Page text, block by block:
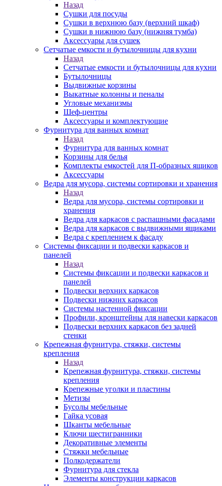
Назад
Сушки для посуды
Сушки в верхнюю базу (верхний шкаф)
Сушки в нижнюю базу (нижняя тумба)
Аксессуары для сушек
Сетчатые емкости и бутылочницы для кухни
Назад
Сетчатые емкости и бутылочницы для кухни
Бутылочницы
Выдвижные корзины
Выкатные колонны и пеналы
Угловые механизмы
Шеф-центры
Аксессуары и комплектующие
Фурнитура для ванных комнат
Назад
Фурнитура для ванных комнат
Корзины для белья
Комплекты емкостей для П-образных ящиков
Аксессуары
Ведра для мусора, системы сортировки и хранения
Назад
Ведра для мусора, системы сортировки и
хранения
Ведра для каркасов с распашными фасадами
Ведра для каркасов с выдвижными ящиками
Ведра с креплением к фасаду
Системы фиксации и подвески каркасов и
панелей
Назад
Системы фиксации и подвески каркасов и
панелей
Подвески верхних каркасов
Подвески нижних каркасов
Системы настенной фиксации
Профили, кронштейны для навески каркасов
Подвески верхних каркасов без задней
стенки
Крепежная фурнитура, стяжки, системы
крепления
Назад
Крепежная фурнитура, стяжки, системы
крепления
Крепежные уголки и пластины
Метизы
Бусолы мебельные
Гайка усовая
Шканты мебельные
Ключи шестигранники
Декоративные элементы
Стяжки мебельные
Полкодержатели
Фурнитура для стекла
Элементы конструкции каркасов